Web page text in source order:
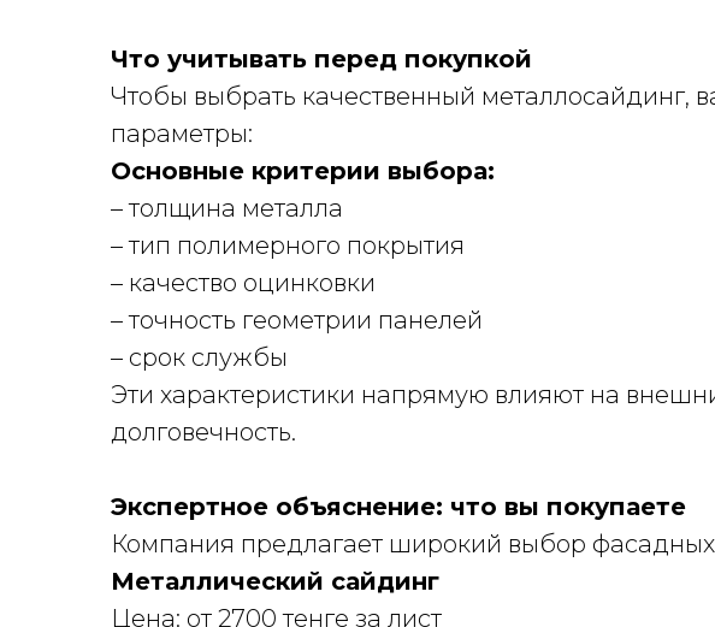
Что учитывать перед покупкой
Чтобы выбрать качественный металлосайдинг,
параметры:
Основные критерии выбора:
– толщина металла
– тип полимерного покрытия
– качество оцинковки
– точность геометрии панелей
– срок службы
Эти характеристики напрямую влияют на
долговечность.
Экспертное объяснение: что вы покупаете
Компания предлагает широкий выбор
Металлический сайдинг
Цена: от 2700 тенге за лист